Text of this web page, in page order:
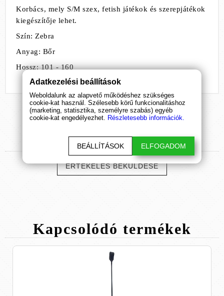
Korbács, mely S/M szex, fetish játékok és szerepjátékok
kiegészítője lehet.
Szín: Zebra
Anyag: Bőr
Hossz: 101 - 160
Termék értékelések
ÉRTÉKELÉS BEKÜLDÉSE
Kapcsolódó termékek
Adatkezelési beállítások
Weboldalunk az alapvető működéshez szükséges
cookie-kat használ. Szélesebb körű funkcionalitáshoz
(marketing, statisztika, személyre szabás) egyéb
cookie-kat engedélyezhet. Részletesebb információk.
BEÁLLÍTÁSOK ELFOGADOM